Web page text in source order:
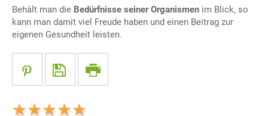
Behält man die Bedürfnisse seiner Organismen im Blick, so
kann man damit viel Freude haben und einen Beitrag zur
eigenen Gesundheit leisten.